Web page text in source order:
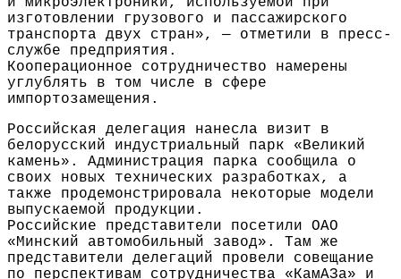
изготовлении грузового и пассажирского
транспорта двух стран», — отметили в пресс-
службе предприятия.
Кооперационное сотрудничество намерены
углублять в том числе в сфере
импортозамещения.
Российская делегация нанесла визит в
белорусский индустриальный парк «Великий
камень». Администрация парка сообщила о
своих новых технических разработках, а
также продемонстрировала некоторые модели
выпускаемой продукции.
Российские представители посетили ОАО
«Минский автомобильный завод». Там же
представители делегаций провели совещание
по перспективам сотрудничества «КамАЗа» и